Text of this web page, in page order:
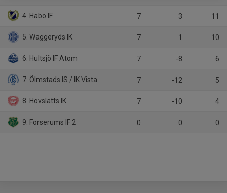
4. Habo IF 7 3 11
5. Waggeryds IK 7 1 10
6. Hultsjö IF Atom 7 -8 6
7. Ölmstads IS / IK Vista 7 -12 5
8. Hovslätts IK 7 -10 4
9. Forserums IF 2 0 0 0